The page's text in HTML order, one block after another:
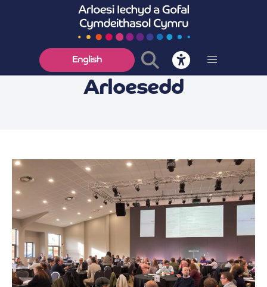
English
Arloesedd